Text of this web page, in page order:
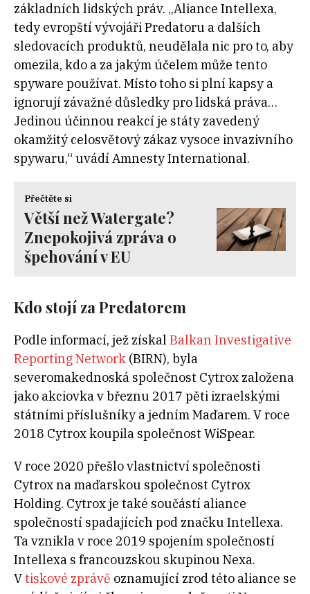
základních lidských práv. „Aliance Intellexa,
tedy evropští vývojáři Predatoru a dalších
sledovacích produktů, neudělala nic pro to, aby
omezila, kdo a za jakým účelem může tento
spyware používat. Místo toho si plní kapsy a
ignorují závažné důsledky pro lidská práva…
Jedinou účinnou reakcí je státy zavedený
okamžitý celosvětový zákaz vysoce invazivního
spywaru,“ uvádí Amnesty International.
Přečtěte si
Větší než Watergate?
Znepokojivá zpráva o
špehování v EU
Kdo stojí za Predatorem
Podle informací, jež získal Balkan Investigative
Reporting Network (BIRN), byla
severomakednoská společnost Cytrox založena
jako akciovka v březnu 2017 pěti izraelskými
státními příslušníky a jedním Maďarem. V roce
2018 Cytrox koupila společnost WiSpear.
V roce 2020 přešlo vlastnictví společnosti
Cytrox na maďarskou společnost Cytrox
Holding. Cytrox je také součástí aliance
společností spadajících pod značku Intellexa.
Ta vznikla v roce 2019 spojením společností
Intellexa s francouzskou skupinou Nexa.
Vtiskové zprávě oznamující zrod této aliance se